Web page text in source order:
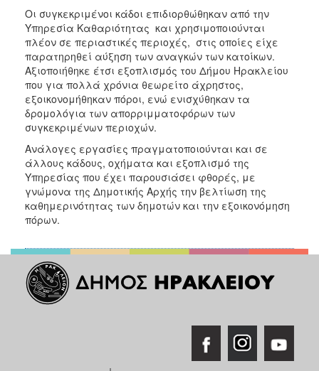
Οι συγκεκριμένοι κάδοι επιδιορθώθηκαν από την
Υπηρεσία Καθαριότητας και χρησιμοποιούνται
πλέον σε περιαστικές περιοχές, στις οποίες είχε
παρατηρηθεί αύξηση των αναγκών των κατοίκων.
Αξιοποιήθηκε έτσι εξοπλισμός του Δήμου Ηρακλείου
που για πολλά χρόνια θεωρείτο άχρηστος,
εξοικονομήθηκαν πόροι, ενώ ενισχύθηκαν τα
δρομολόγια των απορριμματοφόρων των
συγκεκριμένων περιοχών.
Ανάλογες εργασίες πραγματοποιούνται και σε
άλλους κάδους, οχήματα και εξοπλισμό της
Υπηρεσίας που έχει παρουσιάσει φθορές, με
γνώμονα της Δημοτικής Αρχής την βελτίωση της
καθημερινότητας των δημοτών και την εξοικονόμηση
πόρων.